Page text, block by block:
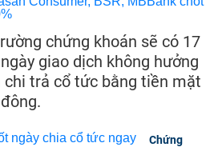
chứng khoán sẽ có 17
giao dịch không hưởng
chi trả cổ tức bằng tiền mặt
Chứng